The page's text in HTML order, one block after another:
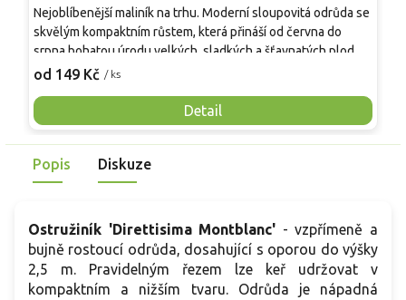
od 149 Kč / ks
Detail
Nejoblíbenější maliník na trhu. Moderní sloupovitá odrůda se
skvělým kompaktním růstem, která přináší od června do
srpna bohatou úrodu velkých, sladkých a šťavnatých plodů.
Pevné vzpřímené výhony tvoří elegantní habitus bez
Mrazuvzdornost do −25 °C a spolehlivá vitalita z něj dělají
skvělou volbu pro každého pěstitele.
Popis Diskuze
Ostružiník 'Direttisima Montblanc' - vzpřímeně a
bujně rostoucí odrůda, dosahující s oporou do výšky
2,5 m. Pravidelným řezem lze keř udržovat v
kompaktním a nižším tvaru. Odrůda je nápadná